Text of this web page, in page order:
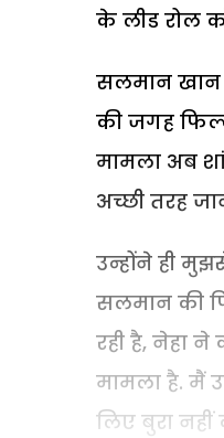
के लीड रोल
सलमान खान
की जगह
मामला अब
अच्छी तरह
उन्होंने ही
सलमान की
रही है, नेहा
मामला है. मैं
लिए बुरा